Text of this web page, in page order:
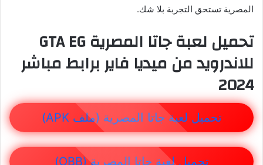
المصرية تستحق التجربة بلا شك.
تحميل لعبة جاتا المصرية GTA EG
للاندرويد من ميديا فاير برابط مباشر
2024
تحميل لعبة جاتا المصرية (ملف APK)
تحميل لعبة جاتا المصرية (OBB)